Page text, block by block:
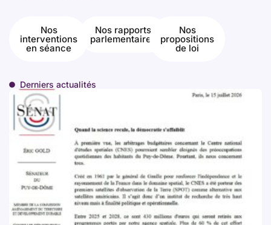
Nos
interventions
en séance
Nos rapports
parlementaires
Nos
propositions
de loi
Derniers actualités